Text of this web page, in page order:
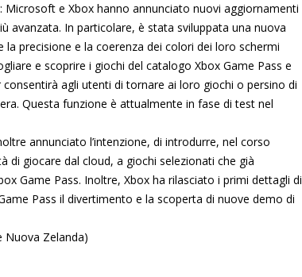
: Microsoft e Xbox hanno annunciato nuovi aggiornamenti
avanzata. In particolare, è stata sviluppata una nuova
precisione e la coerenza dei colori dei loro schermi
e scoprire i giochi del catalogo Xbox Game Pass e
agli utenti di tornare ai loro giochi o persino di
Questa funzione è attualmente in fase di test nel
annunciato l’intenzione, di introdurre, nel corso
di giocare dal cloud, a giochi selezionati che già
Game Pass. Inoltre, Xbox ha rilasciato i primi dettagli di
Pass il divertimento e la scoperta di nuove demo di
Nuova Zelanda)